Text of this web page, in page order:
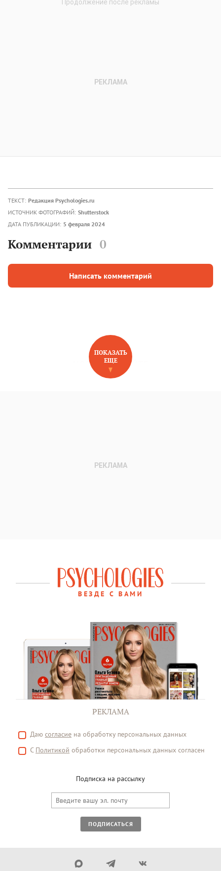
ТЕКСТ: Редакция Psychologies.ru
ИСТОЧНИК ФОТОГРАФИЙ: Shutterstock
ДАТА ПУБЛИКАЦИИ: 5 февраля 2024
Комментарии 0
Написать комментарий
НОВОЕ НА САЙТЕ
ПОКАЗАТЬ
ЕЩЕ
ВЕЗДЕ С ВАМИ
РЕКЛАМА
Даю согласие на обработку персональных данных
С Политикой обработки персональных данных согласен
Подписка на рассылку
ПОДПИСАТЬСЯ